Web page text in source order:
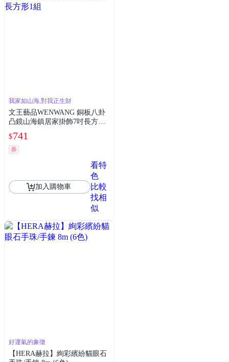
我家如山海,對我正生財
文王藝品WENWANG 銅板八卦
凸鏡山海鎮居家掛飾7吋長方形1
$741
券
加入購物車
看特
色
比較
找相
似
好運氣的象徵
【HERA赫拉】絢彩繽紛貓眼石